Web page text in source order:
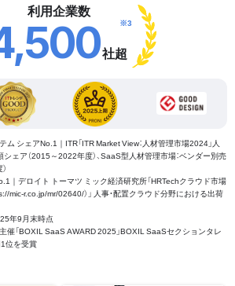
利用企業数
社超
※3
シェアNo.1｜ITR「ITR Market View：人材管理市場2024」人
ェア（2015～2022年度）、SaaS型人材管理市場：ベンダー別売
｜デロイト トーマツ ミック経済研究所「HRTechクラウド市場
mic-r.co.jp/mr/02640/）」 人事・配置クラウド分野における出荷
年9月末時点
「BOXIL SaaS AWARD 2025」BOXIL SaaSセクションタレ
位を受賞